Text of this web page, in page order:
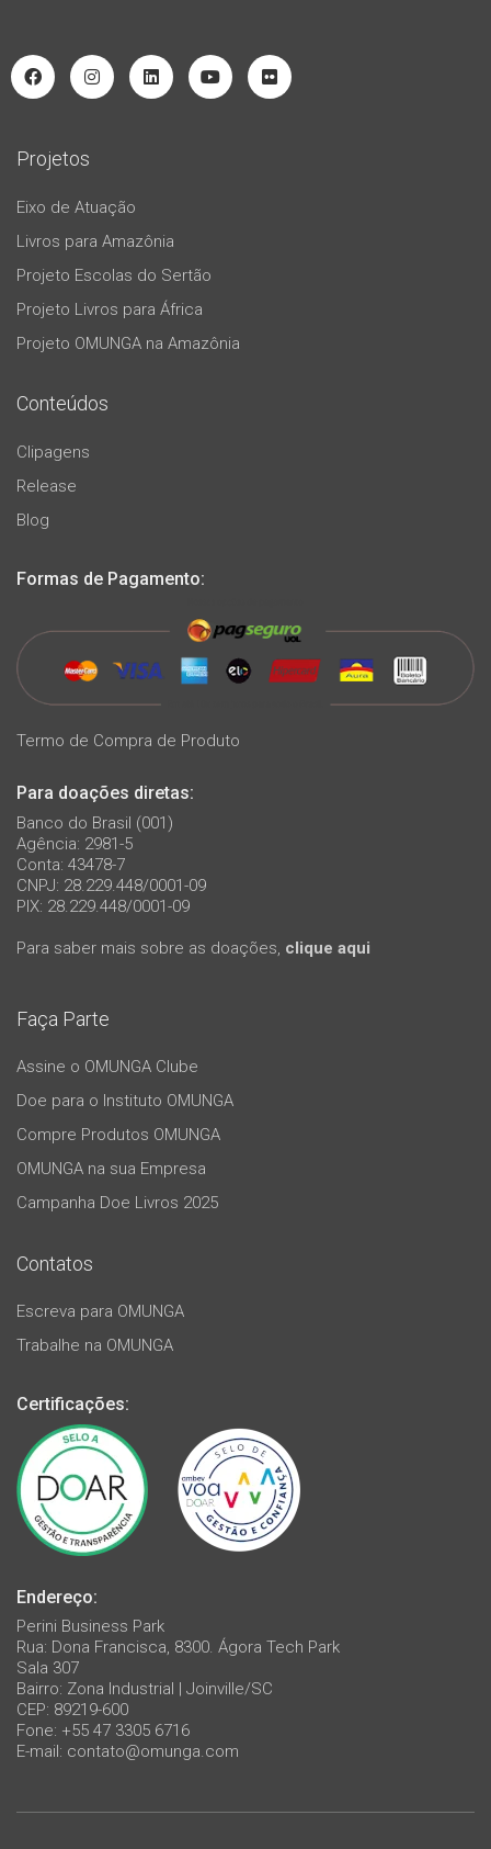
Projetos
Eixo de Atuação
Livros para Amazônia
Projeto Escolas do Sertão
Projeto Livros para África
Projeto OMUNGA na Amazônia
Conteúdos
Clipagens
Release
Blog
Formas de Pagamento:
Termo de Compra de Produto
Para doações diretas:
Banco do Brasil (001)
Agência: 2981-5
Conta: 43478-7
CNPJ: 28.229.448/0001-09
PIX: 28.229.448/0001-09
Para saber mais sobre as doações, clique aqui
Faça Parte
Assine o OMUNGA Clube
Doe para o Instituto OMUNGA
Compre Produtos OMUNGA
OMUNGA na sua Empresa
Campanha Doe Livros 2025
Contatos
Escreva para OMUNGA
Trabalhe na OMUNGA
Certificações:
Endereço:
Perini Business Park
Rua: Dona Francisca, 8300. Ágora Tech Park
Sala 307
Bairro: Zona Industrial | Joinville/SC
CEP: 89219-600
Fone: +55 47 3305 6716
E-mail: contato@omunga.com